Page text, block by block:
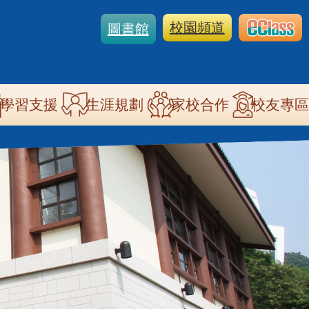
圖書館 校園頻道
學習支援 生涯規劃 家校合作 校友專區